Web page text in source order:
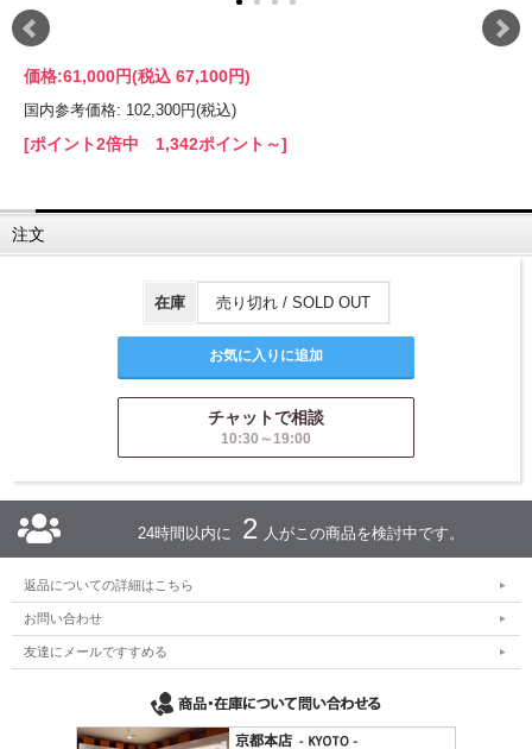
価格:61,000円(税込 67,100円)
国内参考価格: 102,300円(税込)
[ポイント2倍中 1,342ポイント～]
注文
在庫 売り切れ / SOLD OUT
チャットで相談
10:30～19:00
24時間以内に 2 人がこの商品を検討中です。
返品についての詳細はこちら
お問い合わせ
友達にメールですすめる